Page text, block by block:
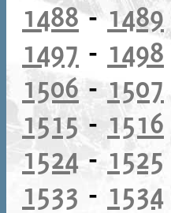
1488- 1489
1497 - 1498
1506-1507
1515- 1516
1524- 1525
1533 - 1534